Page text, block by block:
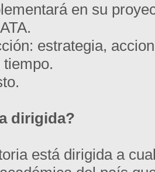
en su
estrategia,
dirigida?
está dirigida a